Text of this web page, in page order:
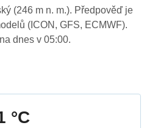
(246 m n. m.). Předpověď je
(ICON, GFS, ECMWF).
dnes v 05:00.
°C